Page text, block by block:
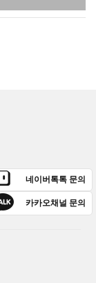
네이버톡톡 문의
카카오채널 문의